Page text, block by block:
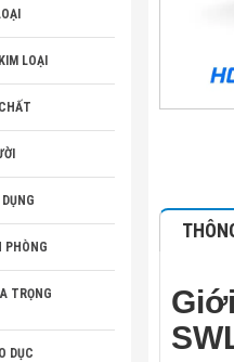
LOẠI
PHÒNG
TRỌNG
DỤC